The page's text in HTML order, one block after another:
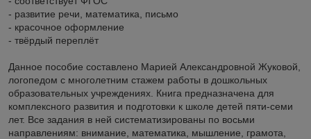
- развитие речи, математика, письмо
- красочное оформление
- твёрдый переплёт
Данное пособие составлено Марией Александровной Жуковой,
логопедом с многолетним стажем работы в дошкольных
образовательных учреждениях. Книга предназначена для
комплексного развития и подготовки к школе детей пяти-семи
лет. Все задания в ней систематизированы по восьми
направлениям: внимание, математика, мышление, грамота,